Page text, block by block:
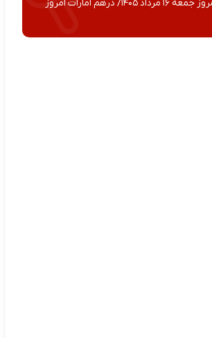
قیمت درهم امروز جمعه ۱۶ مرداد ۱۴۰۵/ درهم امارات امروز